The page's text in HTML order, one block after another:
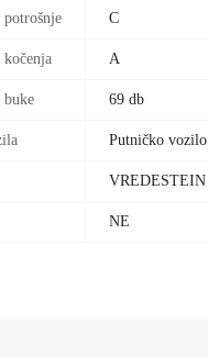
potrošnje C
kočenja A
buke 69 db
Putničko vozilo
VREDESTEIN
NE